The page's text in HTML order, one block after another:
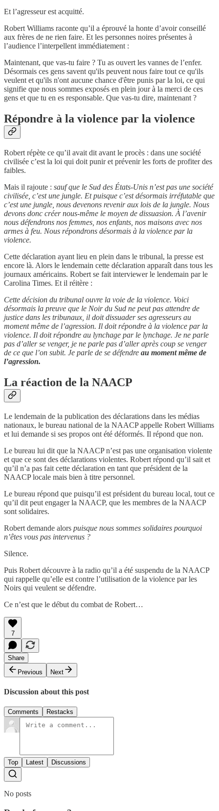
Et l’agresseur est acquitté.
Robert Williams raconte qu’il a éprouvé la honte d’avoir conseillé
aux frères de ne rien faire. Et les personnes noires présentes à
l’audience l’interpellent immédiatement :
Maintenant, que vas-tu faire ? Tu as ouvert les vannes de l’enfer.
Désormais ces gens savent qu'ils peuvent nous faire tout ce qu'ils
veulent et qu'ils n'ont aucune chance d'être punis par la loi, ce qui
signifie que nous sommes exposés en plein jour à la merci de ces
gens et que tu en es responsable. Que vas-tu dire, maintenant ?
Répondre à la violence par la violence
Robert répète ce qu’il avait dit avant le procès : dans une société
civilisée c’est la loi qui doit punir et prévenir les forts de profiter des
faibles.
Mais il rajoute : sauf que le Sud des États-Unis n’est pas une société
civilisée, c’est une jungle. Et puisque c’est désormais irréfutable que
c’est une jungle, nous devenons revenir aux lois de la jungle. Nous
devons donc créer nous-même le moyen de dissuasion. À l’avenir
nous défendrons nos femmes, nos enfants, nos maisons avec nos
armes à feu. Nous répondrons désormais à la violence par la
violence.
Cette déclaration ayant lieu en plein dans le tribunal, la presse est
encore là. Alors le lendemain cette déclaration apparaît dans tous les
journaux américains. Robert se fait interviewer le lendemain par le
Carolina Times. Et il réitère :
Cette décision du tribunal ouvre la voie de la violence. Voici
désormais la preuve que le Noir du Sud ne peut pas attendre de
justice dans les tribunaux, il doit dissuader ses agresseurs au
moment même de l’agression. Il doit répondre à la violence par la
violence. Il doit répondre au lynchage par le lynchage. Je ne parle
pas d’aller se venger, je ne parle pas d’aller après coup se venger
de ce que l’on subit. Je parle de se défendre au moment même de
l’agression.
La réaction de la NAACP
Le lendemain de la publication des déclarations dans les médias
nationaux, le bureau national de la NAACP appelle Robert Williams
et lui demande si ses propos ont été déformés. Il répond que non.
Le bureau lui dit que la NAACP n’est pas une organisation violente
et que ce sont des déclarations violentes. Robert répond qu’il sait et
qu’il n’a pas fait cette déclaration en tant que président de la
NAACP locale mais bien à titre personnel.
Le bureau répond que puisqu’il est président du bureau local, tout ce
qu’il dit peut engager la NAACP, que les membres de la NAACP
sont solidaires.
Robert demande alors puisque nous sommes solidaires pourquoi
n’êtes vous pas intervenus ?
Silence.
Puis Robert découvre à la radio qu’il a été suspendu de la NAACP
qui rappelle qu’elle est contre l’utilisation de la violence par les
Noirs qui veulent se défendre.
Ce n’est que le début du combat de Robert…
7
Share
Previous
Next
Discussion about this post
Comments Restacks
Top Latest Discussions
No posts